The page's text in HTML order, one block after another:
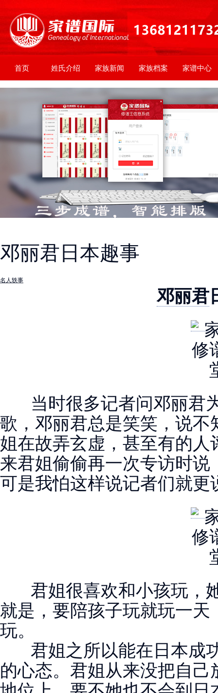
首页 姓氏介绍 家族新闻 家族档案 家谱中心
邓丽君日本趣事
名人轶事
邓丽君
当时很多记者问邓丽君
歌，邓丽君总是笑笑，说
姐在故弄玄虚，甚至有的
来君姐偷偷再一次专访时
可是我怕这样说记者们就更
君姐很喜欢和小孩玩，
就是，要陪孩子玩就玩一
玩。
君姐之所以能在日本成
的心态。君姐从来没把自己